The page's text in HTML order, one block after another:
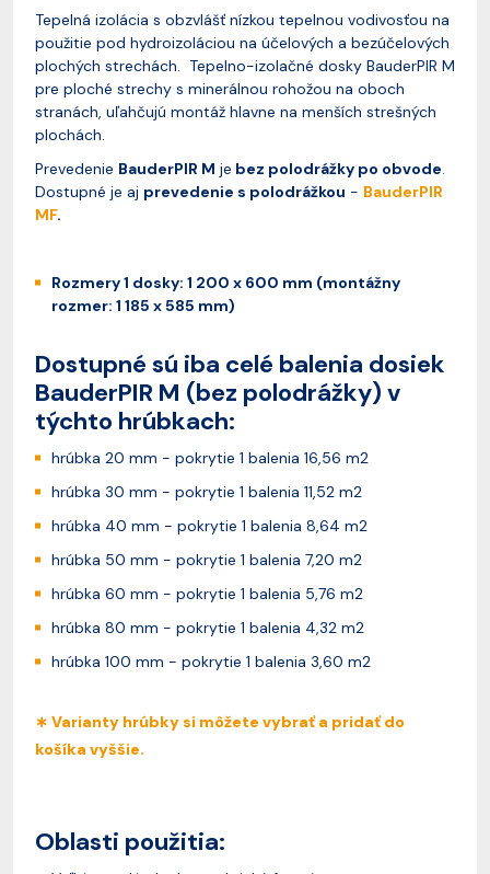
Tepelná izolácia s obzvlášť nízkou tepelnou vodivosťou na
použitie pod hydroizoláciou na účelových a bezúčelových
plochých strechách. Tepelno-izolačné dosky BauderPIR M
pre ploché strechy s minerálnou rohožou na oboch
stranách, uľahčujú montáž hlavne na menších strešných
plochách.
Prevedenie BauderPIR M je bez polodrážky po obvode.
Dostupné je aj prevedenie s polodrážkou - BauderPIR
MF.
Rozmery 1 dosky: 1 200 x 600 mm (montážny
rozmer: 1 185 x 585 mm)
Dostupné sú iba celé balenia dosiek
BauderPIR M (bez polodrážky) v
týchto hrúbkach:
hrúbka 20 mm - pokrytie 1 balenia 16,56 m2
hrúbka 30 mm - pokrytie 1 balenia 11,52 m2
hrúbka 40 mm - pokrytie 1 balenia 8,64 m2
hrúbka 50 mm - pokrytie 1 balenia 7,20 m2
hrúbka 60 mm - pokrytie 1 balenia 5,76 m2
hrúbka 80 mm - pokrytie 1 balenia 4,32 m2
hrúbka 100 mm - pokrytie 1 balenia 3,60 m2
∗ Varianty hrúbky si môžete vybrať a pridať do
košíka vyššie.
Oblasti použitia: